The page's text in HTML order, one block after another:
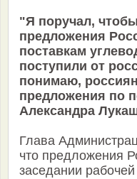
"Я поручал,
предложения
поставкам
поступили от
понимаю,
предложения по
Александра
Глава
что предложения
заседании